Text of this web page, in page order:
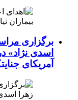
برگزاری
اسدی
آمریکای